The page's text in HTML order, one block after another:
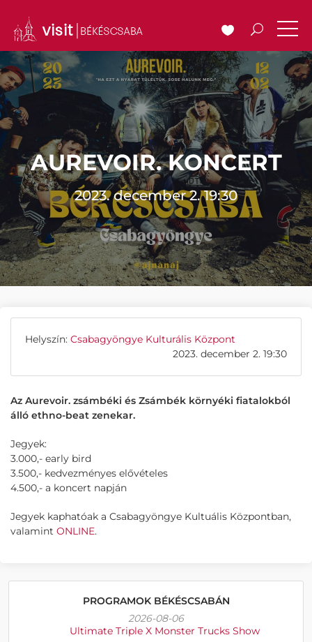
AUREVOIR. KONCERT
2023. december 2. 19:30
Helyszín: Csabagyöngye Kulturális Központ
2023. december 2. 19:30
Az Aurevoir. zsámbéki és Zsámbék környéki fiatalokból
álló ethno-beat zenekar.
Jegyek:
3.000,- early bird
3.500,- kedvezményes elővételes
4.500,- a koncert napján
Jegyek kaphatóak a Csabagyöngye Kultuális Központban,
valamint ONLINE.
PROGRAMOK BÉKÉSCSABÁN
2026-08-06
Ultimate Triple X Monster Trucks Show